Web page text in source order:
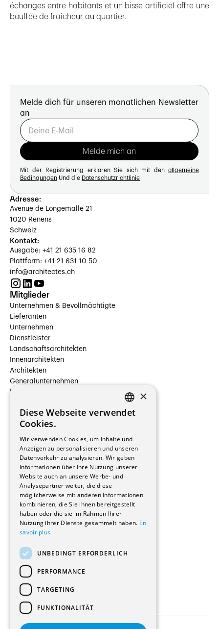
échanges entre habitants et un bisse artificiel offre une
bouffée de fraicheur au quartier.
Melde dich für unseren monatlichen Newsletter
an
Mit der Registrierung erklären Sie sich mit den allgemeine
Bedingungen Und die Datenschutzrichtlinie
Adresse:
Avenue de Longemalle 21
1020 Renens
Schweiz
Kontakt:
Ausgabe: +41 21 635 16 82
Plattform: +41 21 631 10 50
info@architectes.ch
Mitglieder
Unternehmen & Bevollmächtigte
Lieferanten
Unternehmen
Dienstleister
Landschaftsarchitekten
Innenarchitekten
Architekten
Generalunternehmen
Beauftragte Unternehmen
Hersteller/Lieferanten
Bauherrschaften
Immobilienverwaltungsgesellschaften
Stockwerkeigentum
Reportagen
Wohnungen
Renovierungen
Innere Umbauten
Gastgewerbe und Tourismus
Verwaltungsgebäude und Geschäfte
Schuleinrichtungen
Medizinische Einrichtungen
Kultur - Sport - Freizeit
Industrie - Handwerk
Transport und Parkplätze
Diverse Bauten
FRENCH
×
Diese Webseite verwendet
Cookies.
Wir verwenden Cookies, um Inhalte und
Anzeigen zu personalisieren und unseren
Datenverkehr zu analysieren. Wir geben
Informationen über Ihre Nutzung unserer
Website auch an unsere Werbe- und
Analysepartner weiter, die diese
möglicherweise mit anderen Informationen
kombinieren, die Sie ihnen bereitgestellt
haben oder die sie im Rahmen Ihrer
Nutzung ihrer Dienste gesammelt haben. En
savoir plus
UNBEDINGT ERFORDERLICH
PERFORMANCE
TARGETING
FUNKTIONALITÄT